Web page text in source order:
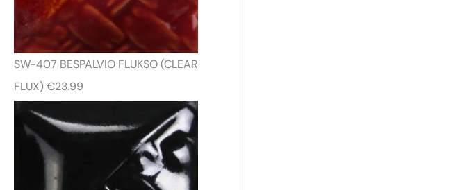
SW-407 BESPALVIO FLUKSO (CLEAR
FLUX) €23.99